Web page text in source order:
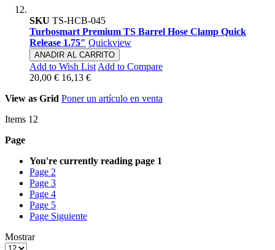
SKU TS-HCB-045
Turbosmart Premium TS Barrel Hose Clamp Quick
Release 1.75″ Quickview
ANADIR AL CARRITO
Add to Wish List Add to Compare
20,00 € 16,13 €
View as Grid Poner un artículo en venta
Items 12
Page
You're currently reading page 1
Page 2
Page 3
Page 4
Page 5
Page Siguiente
Mostrar